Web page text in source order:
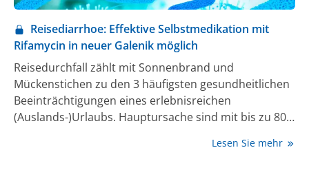
Reisediarrhoe: Effektive Selbstmedikation mit
Rifamycin in neuer Galenik möglich
Reisedurchfall zählt mit Sonnenbrand und
Mückenstichen zu den 3 häufigsten gesundheitlichen
Beeinträchtigungen eines erlebnisreichen
(Auslands-)Urlaubs. Hauptursache sind mit bis zu 80%
Mischinfektionen etwa mit Shigellen oderLesen Sie mehr